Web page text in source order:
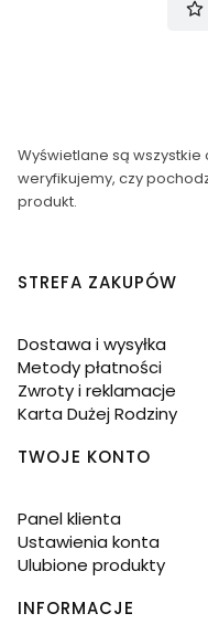
Wyświetlane są
weryfikujemy, czy
produkt.
Linki w stopce
STREFA ZAKUPÓW
Dostawa i wysyłka
Metody płatności
Zwroty i reklamacje
Karta Dużej Rodziny
TWOJE KONTO
Panel klienta
Ustawienia konta
Ulubione produkty
INFORMACJE